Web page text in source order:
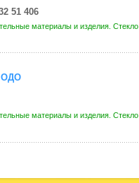
51 406
материалы и изделия. Стекло
материалы и изделия. Стекло